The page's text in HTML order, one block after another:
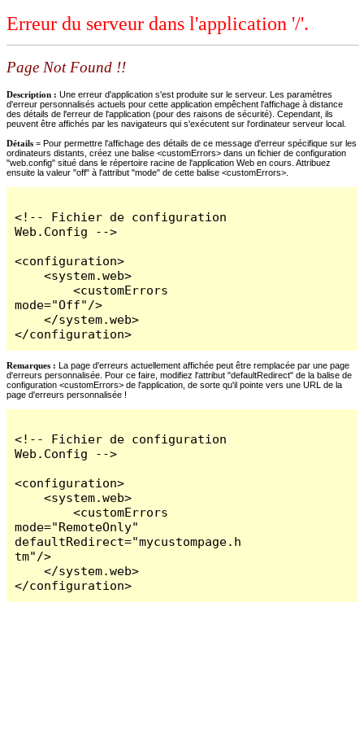
Erreur du serveur dans l'application '/'.
Page Not Found !!
Description : Une erreur d'application s'est produite sur le serveur. Les paramètres
d'erreur personnalisés actuels pour cette application empêchent l'affichage à distance
des détails de l'erreur de l'application (pour des raisons de sécurité). Cependant, ils
peuvent être affichés par les navigateurs qui s'exécutent sur l'ordinateur serveur local.
Détails = Pour permettre l'affichage des détails de ce message d'erreur spécifique sur les
ordinateurs distants, créez une balise <customErrors> dans un fichier de configuration
"web.config" situé dans le répertoire racine de l'application Web en cours. Attribuez
ensuite la valeur "off" à l'attribut "mode" de cette balise <customErrors>.
<!-- Fichier de configuration
Web.Config -->
<configuration>
    <system.web>
        <customErrors
mode="Off"/>
    </system.web>
</configuration>
Remarques : La page d'erreurs actuellement affichée peut être remplacée par une page
d'erreurs personnalisée. Pour ce faire, modifiez l'attribut "defaultRedirect" de la balise de
configuration <customErrors> de l'application, de sorte qu'il pointe vers une URL de la
page d'erreurs personnalisée !
<!-- Fichier de configuration
Web.Config -->
<configuration>
    <system.web>
        <customErrors
mode="RemoteOnly"
defaultRedirect="mycustompage.h
tm"/>
    </system.web>
</configuration>